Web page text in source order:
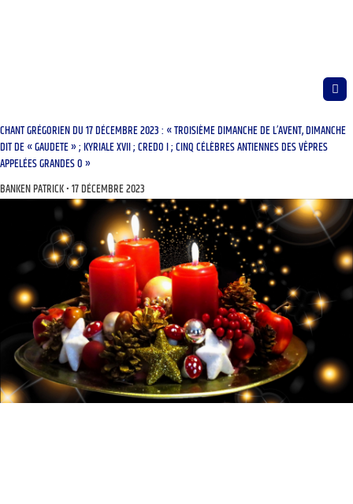
CHANT GRÉGORIEN DU 17 DÉCEMBRE 2023 : « TROISIÈME DIMANCHE DE L’AVENT, DIMANCHE
DIT DE « GAUDETE » ; KYRIALE XVII ; CREDO I ; CINQ CÉLÈBRES ANTIENNES DES VÊPRES
APPELÉES GRANDES O »
BANKEN PATRICK 17 DÉCEMBRE 2023